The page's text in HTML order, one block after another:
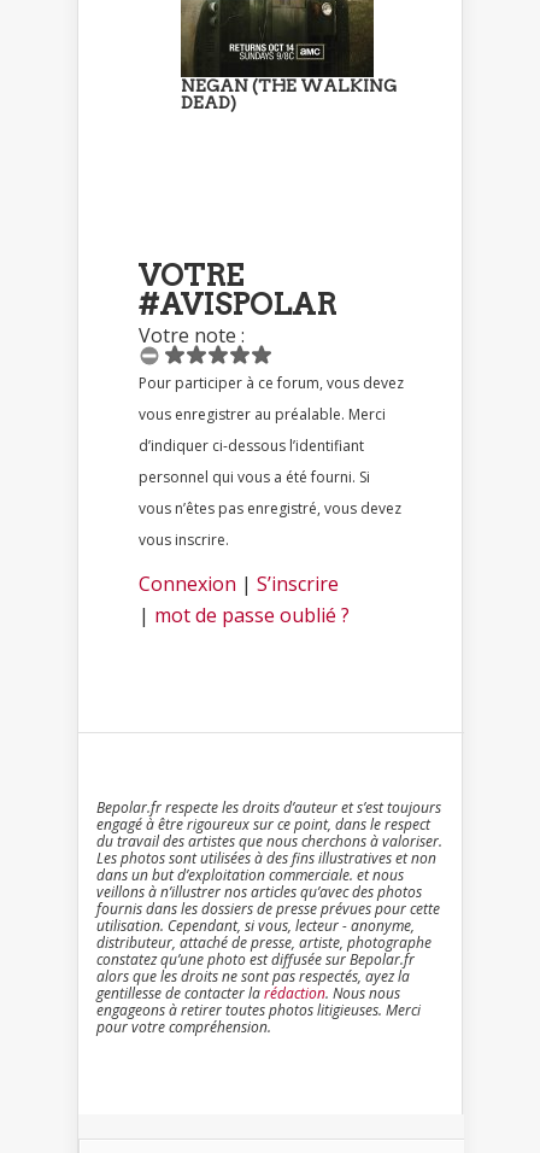
NEGAN (THE WALKING
DEAD)
VOTRE
#AVISPOLAR
Votre note :
Pour participer à ce forum, vous devez
vous enregistrer au préalable. Merci
d’indiquer ci-dessous l’identifiant
personnel qui vous a été fourni. Si
vous n’êtes pas enregistré, vous devez
vous inscrire.
Connexion | S’inscrire
| mot de passe oublié ?
Bepolar.fr respecte les droits d’auteur et s’est toujours
engagé à être rigoureux sur ce point, dans le respect
du travail des artistes que nous cherchons à valoriser.
Les photos sont utilisées à des fins illustratives et non
dans un but d’exploitation commerciale. et nous
veillons à n’illustrer nos articles qu’avec des photos
fournis dans les dossiers de presse prévues pour cette
utilisation. Cependant, si vous, lecteur - anonyme,
distributeur, attaché de presse, artiste, photographe
constatez qu’une photo est diffusée sur Bepolar.fr
alors que les droits ne sont pas respectés, ayez la
gentillesse de contacter larédaction. Nous nous
engageons à retirer toutes photos litigieuses. Merci
pour votre compréhension.